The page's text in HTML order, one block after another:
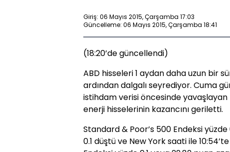
Giriş: 06 Mayıs 2015, Çarşamba 17:03
Güncelleme: 06 Mayıs 2015, Çarşamba 18:41
(18:20’de güncellendi)
ABD hisseleri 1 aydan daha uzun bir
ardından dalgalı seyrediyor. Cuma
istihdam verisi öncesinde
enerji hisselerinin kazancını geriletti.
Standard & Poor’s 500 Endeksi
0.1 düştü ve New York saati ile